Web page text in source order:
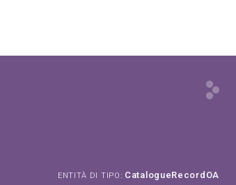
ENTITÀ DI TIPO: CatalogueRecordOA